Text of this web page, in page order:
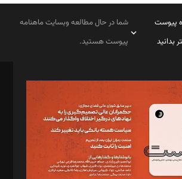
پیوست
بدانید
شما در حال مطالعه وبسایت ماهنامه
پیوست هستید.
اثنی‌عشری
رجبی
ایپکچی